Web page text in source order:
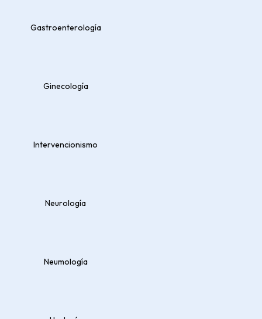
Gastroenterología
Ginecología
Intervencionismo
Neurología
Neumología